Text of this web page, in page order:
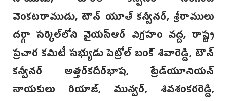
వెంకటరాముడు, టౌన్ యూత్ కన్వీనర్, శ్రీరాములు
దర్గా సర్కిల్‌లోని వైయస్ఆర్ విగ్రహం వద్ద, రాష్ట్ర
ప్రచార కమిటీ సభ్యుడు పెట్రోల్‌ బంక్ శివారెడ్డి, టౌన్
కన్వీనర్ అత్తర్‌కదీర్‌భాష, ట్రేడ్‌యూనియన్
నాయకులు రియాజ్, మున్వర్, శివశంకరరెడ్డి,